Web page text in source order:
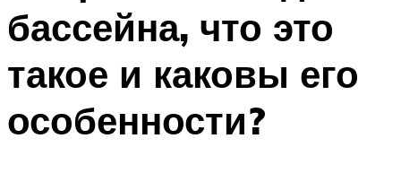
БАССЕЙН ДЛЯ ДОМА
МЕНЮ
бассейна, что это
такое и каковы его
особенности?